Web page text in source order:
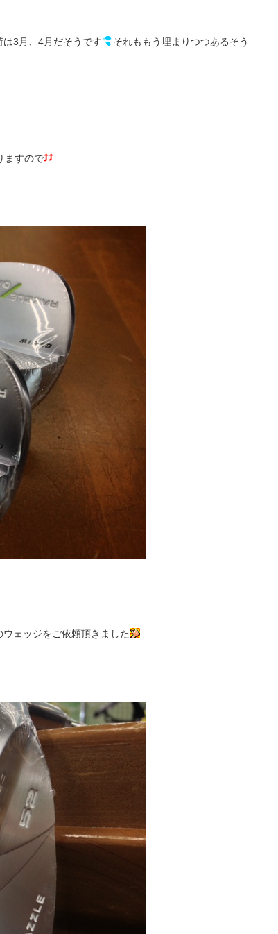
3月、4月だそうです それももう埋まりつつあるそう
ますので
ェッジをご依頼頂きました